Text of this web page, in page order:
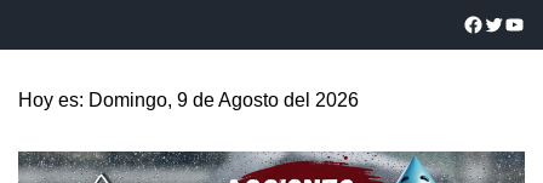
Hoy es: Domingo, 9 de Agosto del 2026